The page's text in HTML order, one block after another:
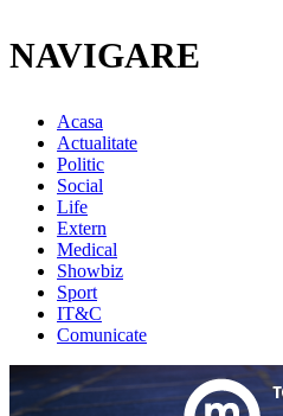
NAVIGARE
Acasa
Actualitate
Politic
Social
Life
Extern
Medical
Showbiz
Sport
IT&C
Comunicate